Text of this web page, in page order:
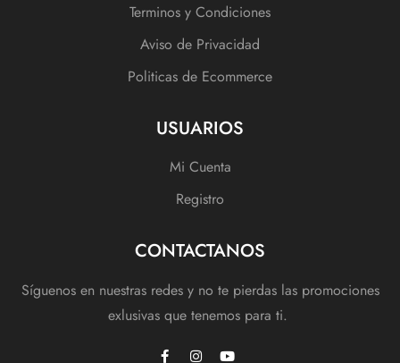
Terminos y Condiciones
Aviso de Privacidad
Politicas de Ecommerce
USUARIOS
Mi Cuenta
Registro
CONTACTANOS
Síguenos en nuestras redes y no te pierdas las promociones
exlusivas que tenemos para ti.